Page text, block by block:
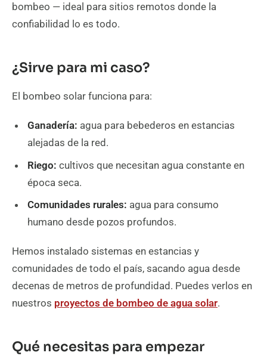
bombeo — ideal para sitios remotos donde la
confiabilidad lo es todo.
¿Sirve para mi caso?
El bombeo solar funciona para:
Ganadería: agua para bebederos en estancias
alejadas de la red.
Riego: cultivos que necesitan agua constante en
época seca.
Comunidades rurales: agua para consumo
humano desde pozos profundos.
Hemos instalado sistemas en estancias y
comunidades de todo el país, sacando agua desde
decenas de metros de profundidad. Puedes verlos en
nuestros proyectos de bombeo de agua solar.
Qué necesitas para empezar